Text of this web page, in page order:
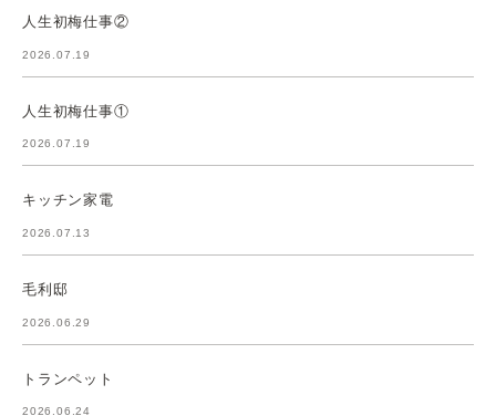
人生初梅仕事②
2026.07.19
人生初梅仕事①
2026.07.19
キッチン家電
2026.07.13
毛利邸
2026.06.29
トランペット
2026.06.24